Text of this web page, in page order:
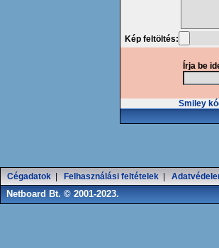
Kép feltöltés:
Írja be
Smiley
Cégadatok Felhasználási feltételek
Netboard Bt. © 2001-2023.